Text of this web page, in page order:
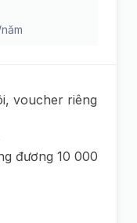
voucher riêng
đương 10 000